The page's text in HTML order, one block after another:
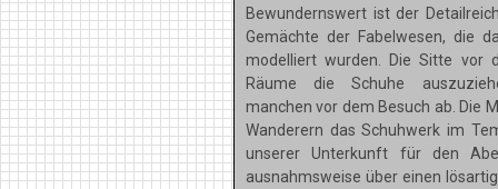
Bewundernswert ist der
Gemächte der Fabelwesen, die
modelliert wurden. Die Sitte vor
Räume die Schuhe
manchen vor dem Besuch ab. Die
Wanderern das Schuhwerk im
unserer Unterkunft für den
ausnahmsweise über einen